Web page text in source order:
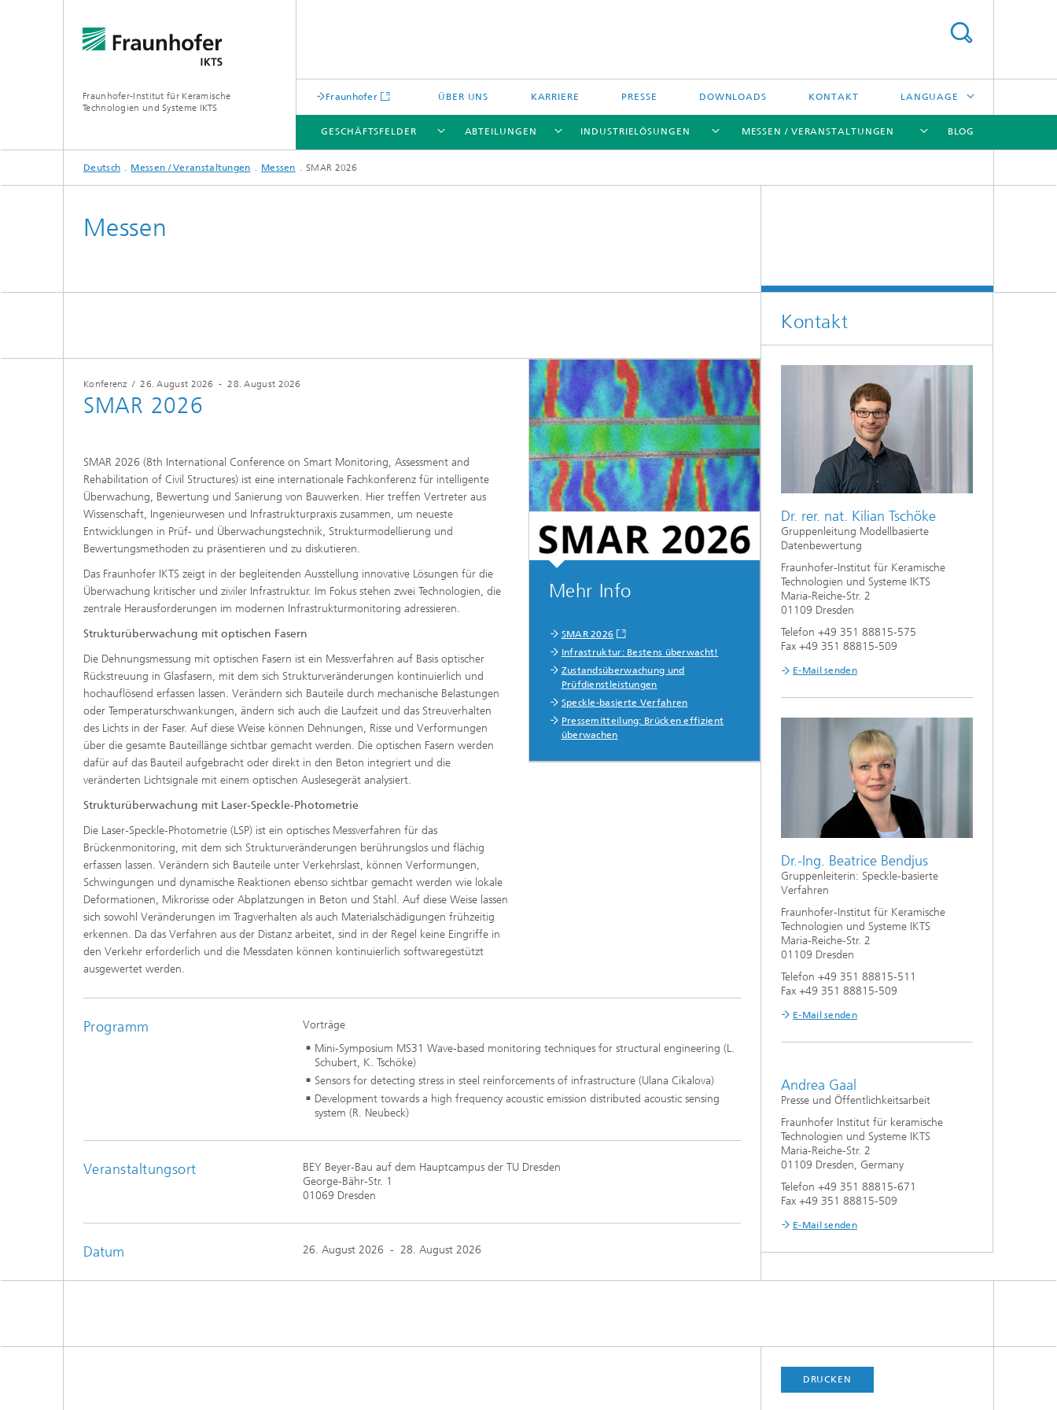
Fraunhofer-Institut für Keramische
Technologien und Systeme IKTS
Fraunhofer ÜBER UNS KARRIERE PRESSE DOWNLOADS KONTAKT LANGUAGE
ENGLISH
GESCHÄFTSFELDER
GESCHÄFTSFELDER
ABTEILUNGEN
ABTEILUNGEN
Mikroelektronik-Materialien und
Prüf- und Analysesysteme
Zustandsüberwachung und
Prüfdienstleistungen
Werkstoffe und Komponenten Oxidkeramik Energie- und Verfahrenstechnik
Hochtemperaturseparation und
Technologieökonomik und
Nachhaltigkeitsanalyse
Materialdaten
INDUSTRIELÖSUNGEN
INDUSTRIELÖSUNGEN
MESSEN / VERANSTALTUNGEN
MESSEN / VERANSTALTUNGEN
Security Innovation Day
BLOG
Deutsch Messen / Veranstaltungen Messen SMAR 2026
Messen
Konferenz /26. August 2026 -28. August 2026
SMAR 2026
SMAR 2026 (8th International Conference on Smart Monitoring, Assessment and
Rehabilitation of Civil Structures) ist eine internationale Fachkonferenz für intelligente
Überwachung, Bewertung und Sanierung von Bauwerken. Hier treffen Vertreter aus
Wissenschaft, Ingenieurwesen und Infrastrukturpraxis zusammen, um neueste
Entwicklungen in Prüf- und Überwachungstechnik, Strukturmodellierung und
Bewertungsmethoden zu präsentieren und zu diskutieren.
Das Fraunhofer IKTS zeigt in der begleitenden Ausstellung innovative Lösungen für die
Überwachung kritischer und ziviler Infrastruktur. Im Fokus stehen zwei Technologien, die
zentrale Herausforderungen im modernen Infrastrukturmonitoring adressieren.
Strukturüberwachung mit optischen Fasern
Die Dehnungsmessung mit optischen Fasern ist ein Messverfahren auf Basis optischer
Rückstreuung in Glasfasern, mit dem sich Strukturveränderungen kontinuierlich und
hochauflösend erfassen lassen. Verändern sich Bauteile durch mechanische Belastungen
oder Temperaturschwankungen, ändern sich auch die Laufzeit und das Streuverhalten
des Lichts in der Faser. Auf diese Weise können Dehnungen, Risse und Verformungen
über die gesamte Bauteillänge sichtbar gemacht werden. Die optischen Fasern werden
dafür auf das Bauteil aufgebracht oder direkt in den Beton integriert und die
veränderten Lichtsignale mit einem optischen Auslesegerät analysiert.
Strukturüberwachung mit Laser-Speckle-Photometrie
Die Laser-Speckle-Photometrie (LSP) ist ein optisches Messverfahren für das
Brückenmonitoring, mit dem sich Strukturveränderungen berührungslos und flächig
erfassen lassen. Verändern sich Bauteile unter Verkehrslast, können Verformungen,
Schwingungen und dynamische Reaktionen ebenso sichtbar gemacht werden wie lokale
Deformationen, Mikrorisse oder Abplatzungen in Beton und Stahl. Auf diese Weise lassen
sich sowohl Veränderungen im Tragverhalten als auch Materialschädigungen frühzeitig
erkennen. Da das Verfahren aus der Distanz arbeitet, sind in der Regel keine Eingriffe in
den Verkehr erforderlich und die Messdaten können kontinuierlich softwaregestützt
ausgewertet werden.
Mehr Info
SMAR 2026
Infrastruktur: Bestens überwacht!
Zustandsüberwachung und
Prüfdienstleistungen
Speckle-basierte Verfahren
Pressemitteilung: Brücken effizient
überwachen
Programm
Vorträge
Mini-Symposium MS31 Wave-based monitoring techniques for structural engineering (L.
Schubert, K. Tschöke)
Sensors for detecting stress in steel reinforcements of infrastructure (Ulana Cikalova)
Development towards a high frequency acoustic emission distributed acoustic sensing
system (R. Neubeck)
Veranstaltungsort
BEY Beyer-Bau auf dem Hauptcampus der TU Dresden
George-Bähr-Str. 1
01069 Dresden
Datum 26. August 2026 - 28. August 2026
Kontakt
Dr. rer. nat. Kilian Tschöke
Gruppenleitung Modellbasierte
Datenbewertung
Fraunhofer-Institut für Keramische
Technologien und Systeme IKTS
Maria-Reiche-Str. 2
01109 Dresden
Telefon +49 351 88815-575
Fax +49 351 88815-509
E-Mail senden
Dr.-Ing. Beatrice Bendjus
Gruppenleiterin: Speckle-basierte
Verfahren
Fraunhofer-Institut für Keramische
Technologien und Systeme IKTS
Maria-Reiche-Str. 2
01109 Dresden
Telefon +49 351 88815-511
Fax +49 351 88815-509
E-Mail senden
Andrea Gaal
Presse und Öffentlichkeitsarbeit
Fraunhofer Institut für keramische
Technologien und Systeme IKTS
Maria-Reiche-Str. 2
01109 Dresden, Germany
Telefon +49 351 88815-671
Fax +49 351 88815-509
E-Mail senden
DRUCKEN